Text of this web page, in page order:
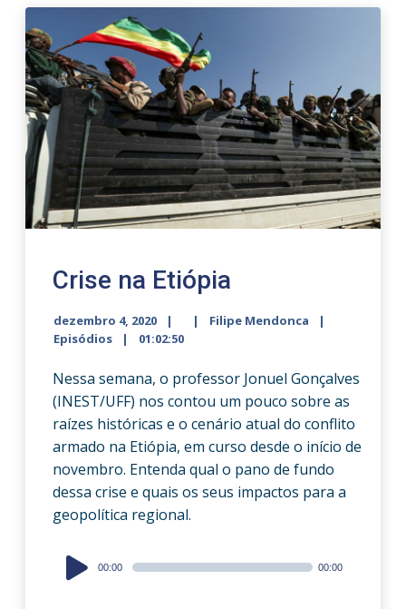
Crise na Etiópia
dezembro 4, 2020
Filipe Mendonca
Episódios
01:02:50
Nessa semana, o professor Jonuel Gonçalves
(INEST/UFF) nos contou um pouco sobre as
raízes históricas e o cenário atual do conflito
armado na Etiópia, em curso desde o início de
novembro. Entenda qual o pano de fundo
dessa crise e quais os seus impactos para a
geopolítica regional.
Audio
Player
00:00 00:00